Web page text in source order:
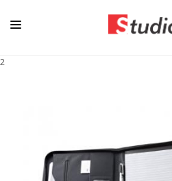
STORITVE
STROJI
2